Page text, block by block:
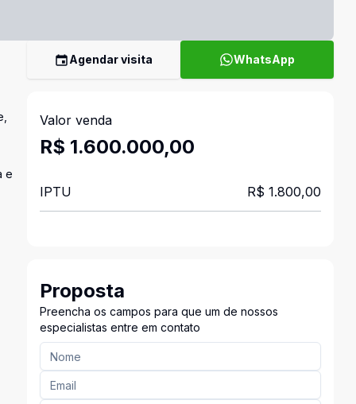
e
Agendar visita WhatsApp
Valor venda
R$ 1.600.000,00
IPTU R$ 1.800,00
Proposta
Preencha os campos para que um de nossos
especialistas entre em contato